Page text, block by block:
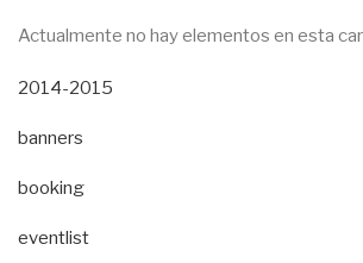
Actualmente no hay elementos en esta
2014-2015
banners
booking
eventlist